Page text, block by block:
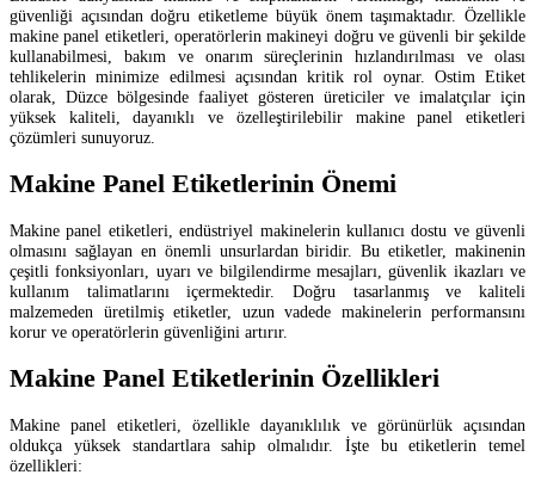
güvenliği açısından doğru etiketleme büyük önem taşımaktadır. Özellikle
makine panel etiketleri, operatörlerin makineyi doğru ve güvenli bir şekilde
kullanabilmesi, bakım ve onarım süreçlerinin hızlandırılması ve olası
tehlikelerin minimize edilmesi açısından kritik rol oynar. Ostim Etiket
olarak, Düzce bölgesinde faaliyet gösteren üreticiler ve imalatçılar için
yüksek kaliteli, dayanıklı ve özelleştirilebilir makine panel etiketleri
çözümleri sunuyoruz.
Makine Panel Etiketlerinin Önemi
Makine panel etiketleri, endüstriyel makinelerin kullanıcı dostu ve güvenli
olmasını sağlayan en önemli unsurlardan biridir. Bu etiketler, makinenin
çeşitli fonksiyonları, uyarı ve bilgilendirme mesajları, güvenlik ikazları ve
kullanım talimatlarını içermektedir. Doğru tasarlanmış ve kaliteli
malzemeden üretilmiş etiketler, uzun vadede makinelerin performansını
korur ve operatörlerin güvenliğini artırır.
Makine Panel Etiketlerinin Özellikleri
Makine panel etiketleri, özellikle dayanıklılık ve görünürlük açısından
oldukça yüksek standartlara sahip olmalıdır. İşte bu etiketlerin temel
özellikleri: